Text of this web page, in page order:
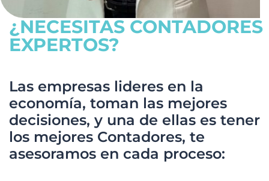
¿NECESITAS CONTADORES
EXPERTOS?
Las empresas lideres en la
economía, toman las mejores
decisiones, y una de ellas es tener
los mejores Contadores, te
asesoramos en cada proceso: